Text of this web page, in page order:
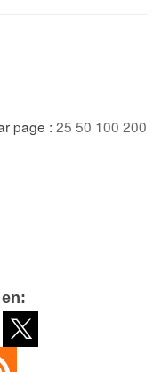
page : 25 50 100 200